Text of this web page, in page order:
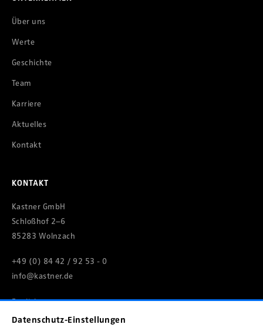
Datenschutz-Einstellungen
Über uns
Werte
Geschichte
Team
Karriere
Aktuelles
Kontakt
KONTAKT
Kastner GmbH
Schloßhof 2–6
85283 Wolnzach
+49 (0) 84 42 / 92 53 - 0
info@kastner.de
English